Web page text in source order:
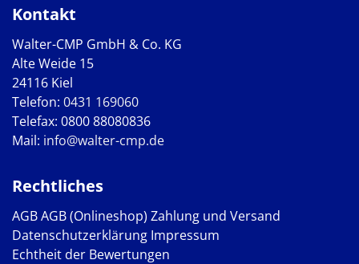
Kontakt
Walter-CMP GmbH & Co. KG
Alte Weide 15
24116 Kiel
Telefon: 0431 169060
Telefax: 0800 88080836
Mail: info@walter-cmp.de
Rechtliches
AGBAGB (Onlineshop) Zahlung und Versand
Datenschutzerklärung Impressum
Echtheit der Bewertungen